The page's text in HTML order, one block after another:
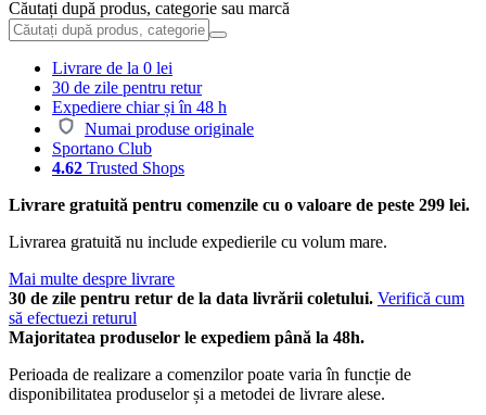
Căutați după produs, categorie sau marcă
Livrare de la 0 lei
30 de zile pentru retur
Expediere chiar și în 48 h
Numai produse originale
Sportano Club
4.62 Trusted Shops
Livrare gratuită pentru comenzile cu o valoare de peste 299 lei.
Livrarea gratuită nu include expedierile cu volum mare.
Mai multe despre livrare
30 de zile pentru retur de la data livrării coletului. Verifică cum
să efectuezi returul
Majoritatea produselor le expediem până la 48h.
Perioada de realizare a comenzilor poate varia în funcție de
disponibilitatea produselor și a metodei de livrare alese.